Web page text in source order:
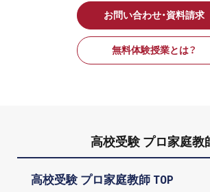
お問い合わせ・資料請求
無料体験授業とは？
高校受験 プロ家庭教
高校受験 プロ家庭教師 TOP